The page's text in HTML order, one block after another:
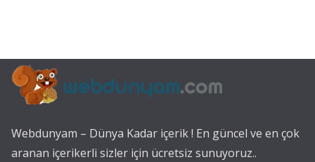
Webdunyam – Dünya Kadar içerik ! En güncel ve en çok
aranan içerikerli sizler için ücretsiz sunuyoruz..